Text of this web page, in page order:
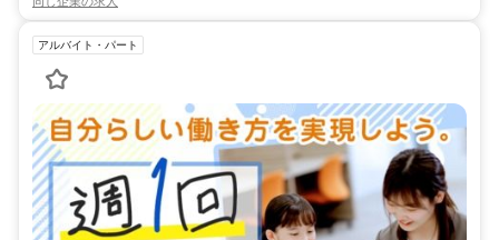
アルバイト・パート